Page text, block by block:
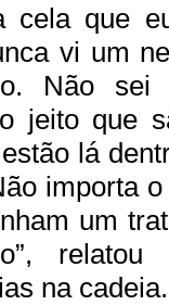
cela que
vi um
Não sei
jeito que
lá
importa
um
na